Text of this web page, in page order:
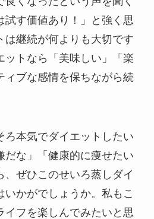
試す価値あり！」と強く思
は継続が何よりも大切です
ットなら「美味しい」「楽
ィブな感情を保ちながら続
ろ本気でダイエットしたい
だな」「健康的に痩せたい
、ぜひこのせいろ蒸しダイ
かがでしょうか。私もこ
イフを楽しんでみたいと思